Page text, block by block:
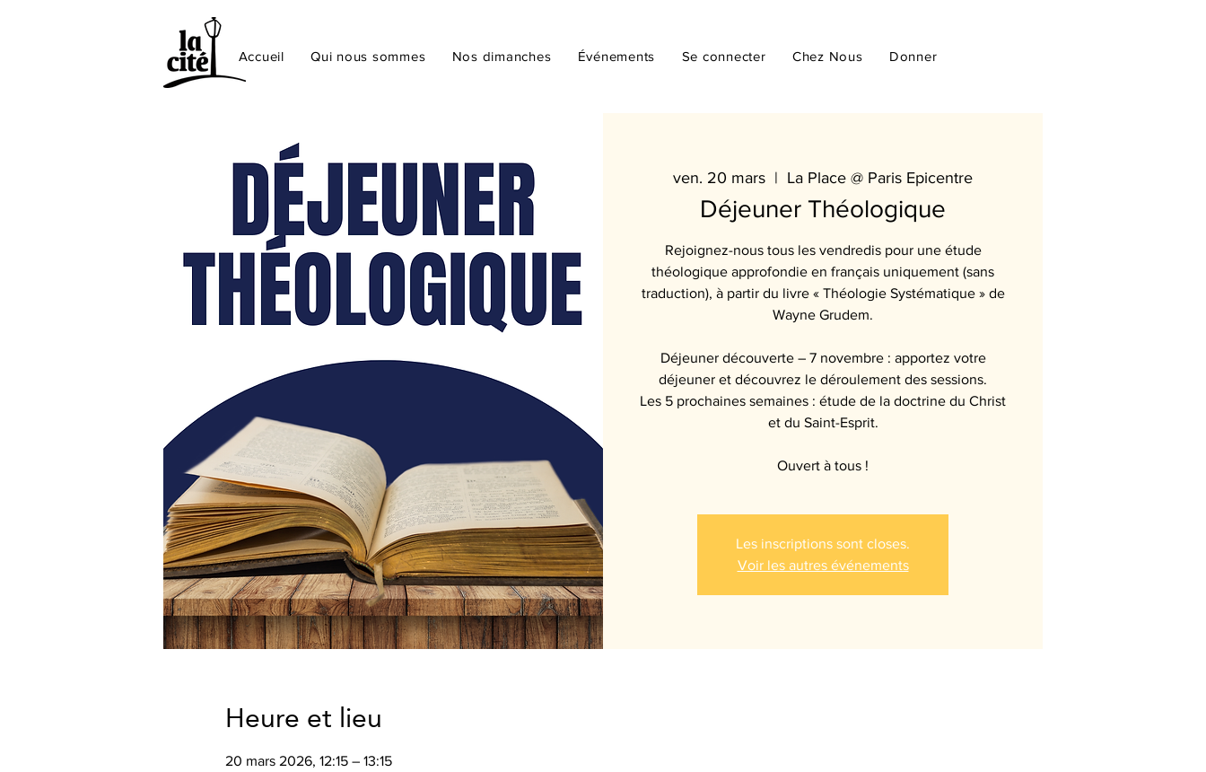
Accueil Qui nous sommes Nos dimanches Événements Se connecter Chez Nous Donner
ven. 20 mars
  |
La Place @ Paris Epicentre
Déjeuner Théologique
Rejoignez-nous tous les vendredis pour une étude
théologique approfondie en français uniquement (sans
traduction), à partir du livre « Théologie Systématique » de
Wayne Grudem.
Déjeuner découverte – 7 novembre : apportez votre
déjeuner et découvrez le déroulement des sessions.
Les 5 prochaines semaines : étude de la doctrine du Christ
et du Saint-Esprit.
Ouvert à tous !
Les inscriptions sont closes.
Voir les autres événements
Heure et lieu
20 mars 2026, 12:15 – 13:15